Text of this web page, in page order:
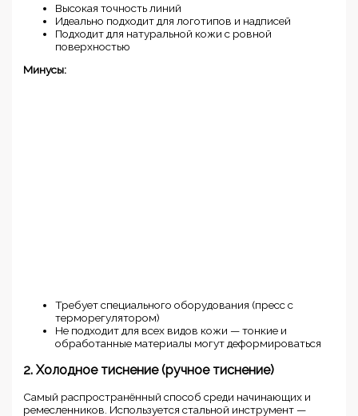
Высокая точность линий
Идеально подходит для логотипов и надписей
Подходит для натуральной кожи с ровной
поверхностью
Минусы:
Требует специального оборудования (пресс с
терморегулятором)
Не подходит для всех видов кожи — тонкие и
обработанные материалы могут деформироваться
2. Холодное тиснение (ручное тиснение)
Самый распространённый способ среди начинающих и
ремесленников. Используется стальной инструмент —